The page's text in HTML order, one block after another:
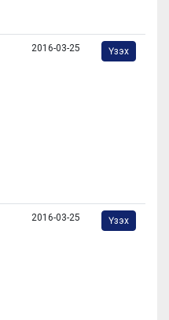
2016-03-25 Үзэх
2016-03-25 Үзэх